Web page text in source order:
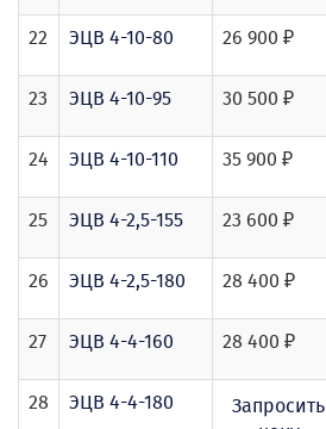
22 ЭЦВ 4-10-80 26 900 ₽
23 ЭЦВ 4-10-95 30 500 ₽
24 ЭЦВ 4-10-110 35 900 ₽
25 ЭЦВ 4-2,5-155 23 600 ₽
26 ЭЦВ 4-2,5-180 28 400 ₽
27 ЭЦВ 4-4-160 28 400 ₽
28 ЭЦВ 4-4-180
Запросить